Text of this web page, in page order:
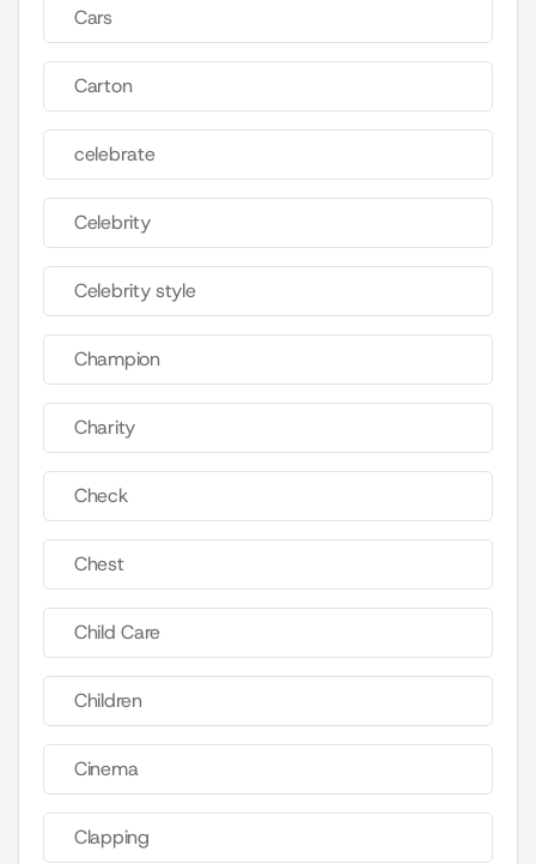
Cars
Carton
celebrate
Celebrity
Celebrity style
Champion
Charity
Check
Chest
Child Care
Children
Cinema
Clapping